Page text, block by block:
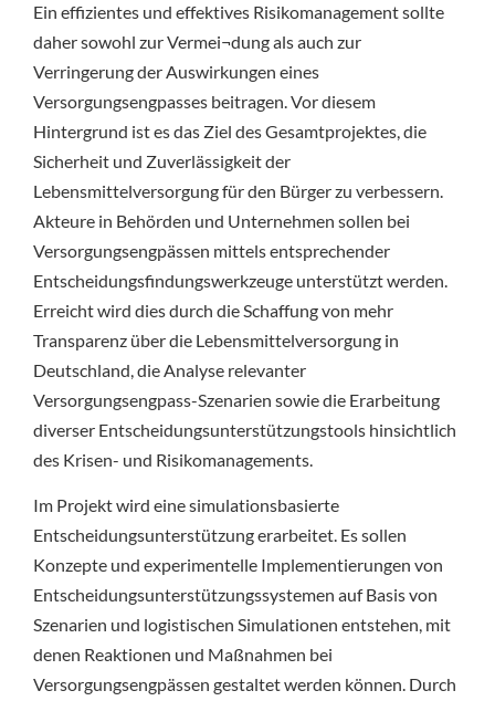
Ein effizientes und effektives Risikomanagement sollte
daher sowohl zur Vermei¬dung als auch zur
Verringerung der Auswirkungen eines
Versorgungsengpasses beitragen. Vor diesem
Hintergrund ist es das Ziel des Gesamtprojektes, die
Sicherheit und Zuverlässigkeit der
Lebensmittelversorgung für den Bürger zu verbessern.
Akteure in Behörden und Unternehmen sollen bei
Versorgungsengpässen mittels entsprechender
Entscheidungsfindungswerkzeuge unterstützt werden.
Erreicht wird dies durch die Schaffung von mehr
Transparenz über die Lebensmittelversorgung in
Deutschland, die Analyse relevanter
Versorgungsengpass-Szenarien sowie die Erarbeitung
diverser Entscheidungsunterstützungstools hinsichtlich
des Krisen- und Risikomanagements.
Im Projekt wird eine simulationsbasierte
Entscheidungsunterstützung erarbeitet. Es sollen
Konzepte und experimentelle Implementierungen von
Entscheidungsunterstützungssystemen auf Basis von
Szenarien und logistischen Simulationen entstehen, mit
denen Reaktionen und Maßnahmen bei
Versorgungsengpässen gestaltet werden können. Durch